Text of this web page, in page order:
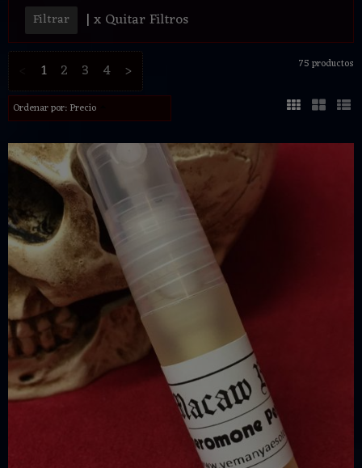
| x Quitar Filtros
1 2 3 4 > 75 productos
Ordenar por:Precio